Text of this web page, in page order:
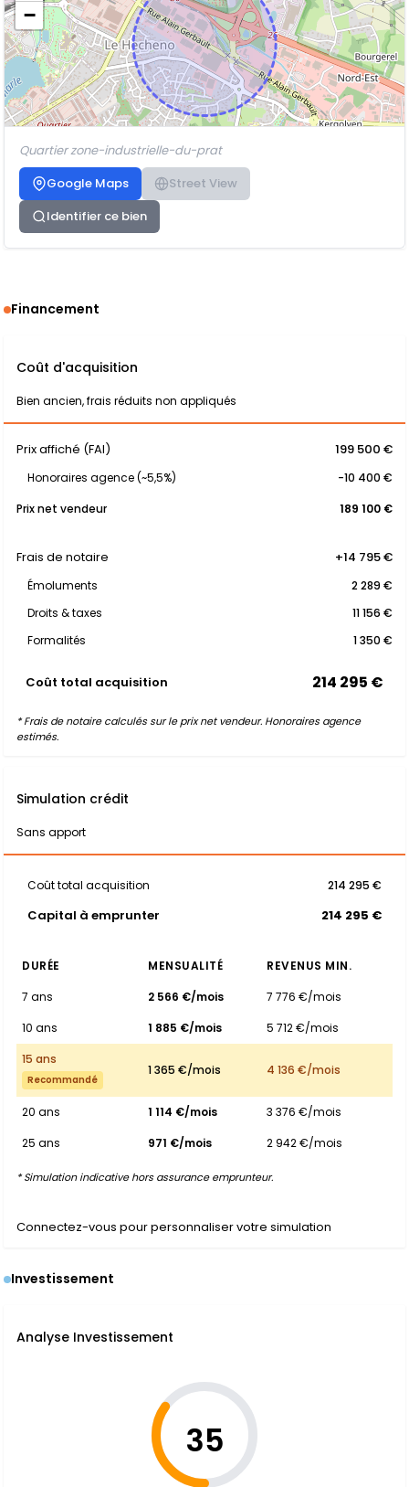
−
Quartier zone-industrielle-du-prat
Google Maps
Street View
Identifier ce bien
Financement
Coût d'acquisition
Bien ancien, frais réduits non appliqués
Prix affiché (FAI) 199 500 €
Honoraires agence (~5,5%)
-10 400 €
Prix net vendeur
189 100 €
Frais de notaire +14 795 €
Émoluments
2 289 €
Droits & taxes
11 156 €
Formalités
1 350 €
Coût total acquisition 214 295 €
* Frais de notaire calculés sur le prix net vendeur. Honoraires agence
estimés.
Simulation crédit
Sans apport
Coût total acquisition 214 295 €
Capital à emprunter 214 295 €
DURÉE MENSUALITÉ
REVENUS MIN.
7 ans
2 566 €/mois
7 776 €/mois
10 ans
1 885 €/mois
5 712 €/mois
15 ans
Recommandé
1 365 €/mois 4 136 €/mois
20 ans 1 114 €/mois
3 376 €/mois
25 ans
971 €/mois 2 942 €/mois
* Simulation indicative hors assurance emprunteur.
Connectez-vous pour personnaliser votre simulation
Investissement
Analyse Investissement
35